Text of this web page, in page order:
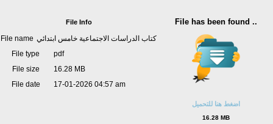
File Info
File name كتاب الدراسات الاجتماعية خامس ابتدائي
File type
pdf
File size
16.28 MB
File date
17-01-2026 04:57 am
File has been found ..
اضغط هنا للتحميل
16.28 MB